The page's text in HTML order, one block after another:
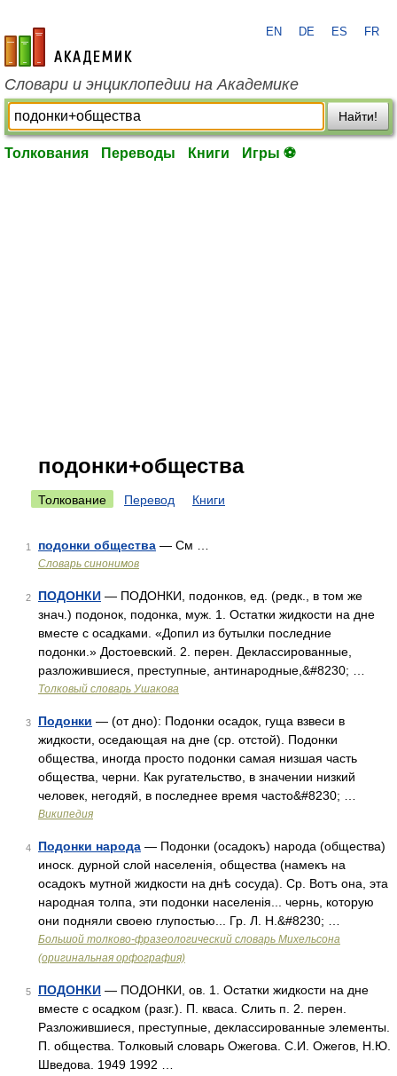
academic.ru
EN DE ES FR
Словари и энциклопедии на Академике
Найти!
Толкования Переводы Книги Игры ⚽
подонки+общества
Толкование Перевод Книги
1 подонки общества — См …
Словарь синонимов
2 ПОДОНКИ — ПОДОНКИ, подонков, ед. (редк., в том же
знач.) подонок, подонка, муж. 1. Остатки жидкости на дне
вместе с осадками. «Допил из бутылки последние
подонки.» Достоевский. 2. перен. Деклассированные,
разложившиеся, преступные, антинародные,&#8230; …
Толковый словарь Ушакова
3 Подонки — (от дно): Подонки осадок, гуща взвеси в
жидкости, оседающая на дне (ср. отстой). Подонки
общества, иногда просто подонки самая низшая часть
общества, черни. Как ругательство, в значении низкий
человек, негодяй, в последнее время часто&#8230; …
Википедия
4 Подонки народа — Подонки (осадокъ) народа (общества)
иноск. дурной слой населенія, общества (намекъ на
осадокъ мутной жидкости на днѣ сосуда). Ср. Вотъ она, эта
народная толпа, эти подонки населенія... чернь, которую
они подняли своею глупостью... Гр. Л. Н.&#8230; …
Большой толково-фразеологический словарь Михельсона
(оригинальная орфография)
5 ПОДОНКИ — ПОДОНКИ, ов. 1. Остатки жидкости на дне
вместе с осадком (разг.). П. кваса. Слить п. 2. перен.
Разложившиеся, преступные, деклассированные элементы.
П. общества. Толковый словарь Ожегова. С.И. Ожегов, Н.Ю.
Шведова. 1949 1992 …